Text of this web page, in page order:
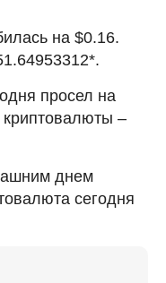
на $0.16.
просел на
криптовалюты –
днем
сегодня